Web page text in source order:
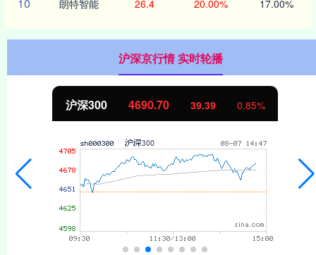
朗特智能 26.4 20.00% 17.00%
沪深京行情 实时轮播
4690.70 39.39 0.85%